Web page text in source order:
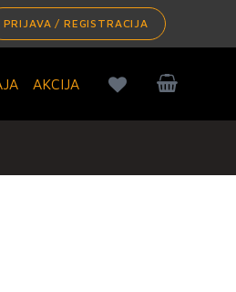
PRIJAVA / REGISTRACIJA
AKCIJA